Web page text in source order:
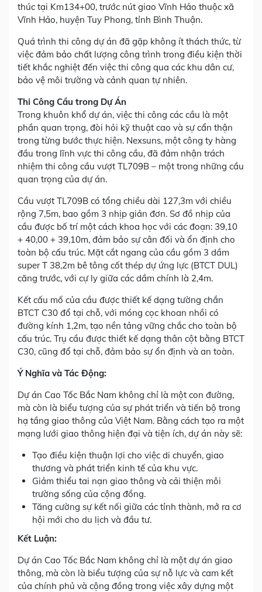
thúc tại Km134+00, trước nút giao Vĩnh Hảo thuộc xã
Vĩnh Hảo, huyện Tuy Phong, tỉnh Bình Thuận.
Quá trình thi công dự án đã gặp không ít thách thức, từ
việc đảm bảo chất lượng công trình trong điều kiện thời
tiết khắc nghiệt đến việc thi công qua các khu dân cư,
bảo vệ môi trường và cảnh quan tự nhiên.
Thi Công Cầu trong Dự Án
Trong khuôn khổ dự án, việc thi công các cầu là một
phần quan trọng, đòi hỏi kỹ thuật cao và sự cẩn thận
trong từng bước thực hiện. Nexsuns, một công ty hàng
đầu trong lĩnh vực thi công cầu, đã đảm nhận trách
nhiệm thi công cầu vượt TL709B – một trong những cầu
quan trọng của dự án.
Cầu vượt TL709B có tổng chiều dài 127,3m với chiều
rộng 7,5m, bao gồm 3 nhịp giản đơn. Sơ đồ nhịp của
cầu được bố trí một cách khoa học với các đoạn: 39,10
+ 40,00 + 39,10m, đảm bảo sự cân đối và ổn định cho
toàn bộ cấu trúc. Mặt cắt ngang của cầu gồm 3 dầm
super T 38,2m bê tông cốt thép dự ứng lực (BTCT DUL)
căng trước, với cự ly giữa các dầm chính là 2,4m.
Kết cấu mố của cầu được thiết kế dạng tường chắn
BTCT C30 đổ tại chỗ, với móng cọc khoan nhồi có
đường kính 1,2m, tạo nền tảng vững chắc cho toàn bộ
cấu trúc. Trụ cầu được thiết kế dạng thân cột bằng BTCT
C30, cũng đổ tại chỗ, đảm bảo sự ổn định và an toàn.
Ý Nghĩa và Tác Động:
Dự án Cao Tốc Bắc Nam không chỉ là một con đường,
mà còn là biểu tượng của sự phát triển và tiến bộ trong
hạ tầng giao thông của Việt Nam. Bằng cách tạo ra một
mạng lưới giao thông hiện đại và tiện ích, dự án này sẽ:
Tạo điều kiện thuận lợi cho việc di chuyển, giao
thương và phát triển kinh tế của khu vực.
Giảm thiểu tai nạn giao thông và cải thiện môi
trường sống của cộng đồng.
Tăng cường sự kết nối giữa các tỉnh thành, mở ra cơ
hội mới cho du lịch và đầu tư.
Kết Luận:
Dự án Cao Tốc Bắc Nam không chỉ là một dự án giao
thông, mà còn là biểu tượng của sự nỗ lực và cam kết
của chính phủ và cộng đồng trong việc xây dựng một